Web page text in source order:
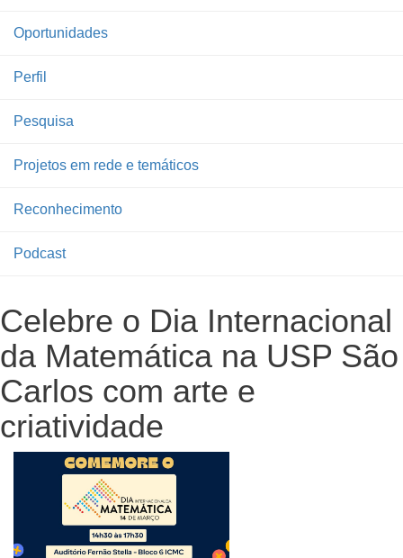
Oportunidades
Perfil
Pesquisa
Projetos em rede e temáticos
Reconhecimento
Podcast
Celebre o Dia Internacional
da Matemática na USP São
Carlos com arte e
criatividade